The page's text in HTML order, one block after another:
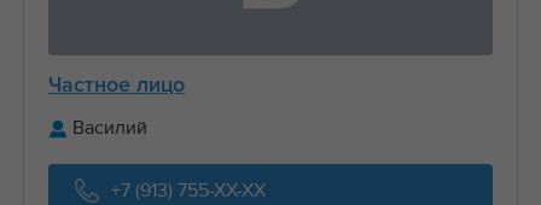
Частное лицо
Василий
+7 (913) 755-XX-XX